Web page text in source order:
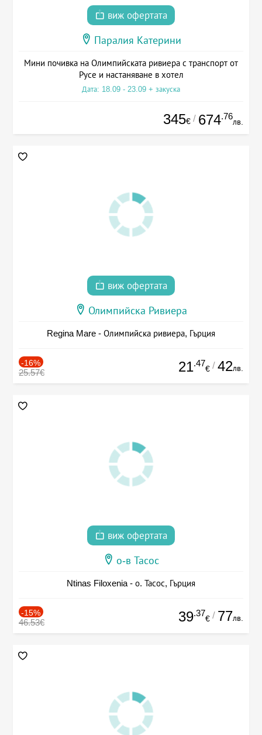
виж офертата
Паралия Катерини
Мини почивка на Олимпийската ривиера с транспорт от
Русе и настаняване в хотел
Дата: 18.09 - 23.09 + закуска
345€ / 674.76
лв.
виж офертата
Олимпийска Ривиера
Regina Mare - Олимпийска ривиера, Гърция
-16%
25.57€ 21.47
€ / 42лв.
виж офертата
о-в Тасос
Ntinas Filoxenia - о. Тасос, Гърция
-15%
46.53€ 39.37
€ / 77лв.